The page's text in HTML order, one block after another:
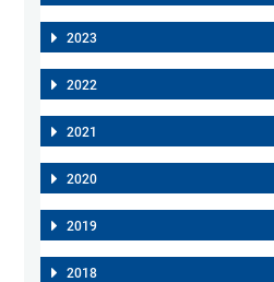
2023
2022
2021
2020
2019
2018